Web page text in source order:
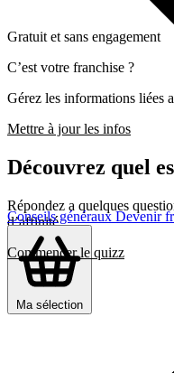
Conseils généraux Devenir
Ma sélection
Gratuit et sans engagement
C’est votre franchise ?
Gérez les informations liées
Mettre à jour les infos
Découvrez quel
Répondez a quelques
d’affinité
Commencer le quizz